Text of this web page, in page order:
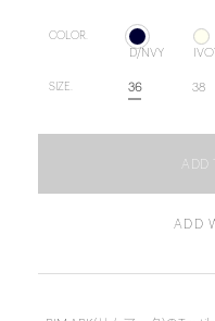
COLOR.
D/NVY
SIZE. 36 38
ADD